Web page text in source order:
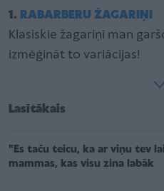
1. RABARBERU ŽAGARIŅI
Klasiskie žagariņi man
izmēģināt to variācijas!
Lasītākais
"Es taču teicu, ka ar viņu tev
mammas, kas visu zina labāk